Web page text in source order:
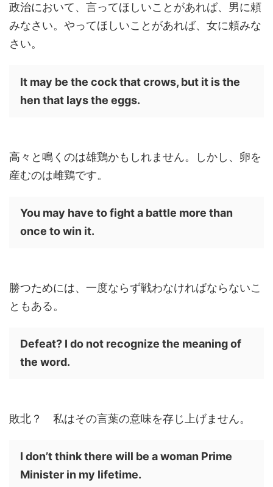
政治において、言ってほしいことがあれば、男に頼
みなさい。やってほしいことがあれば、女に頼みな
さい。
It may be the cock that crows, but it is the
hen that lays the eggs.
高々と鳴くのは雄鶏かもしれません。しかし、卵を
産むのは雌鶏です。
You may have to fight a battle more than
once to win it.
勝つためには、一度ならず戦わなければならないこ
ともある。
Defeat? I do not recognize the meaning of
the word.
敗北？ 私はその言葉の意味を存じ上げません。
I don’t think there will be a woman Prime
Minister in my lifetime.